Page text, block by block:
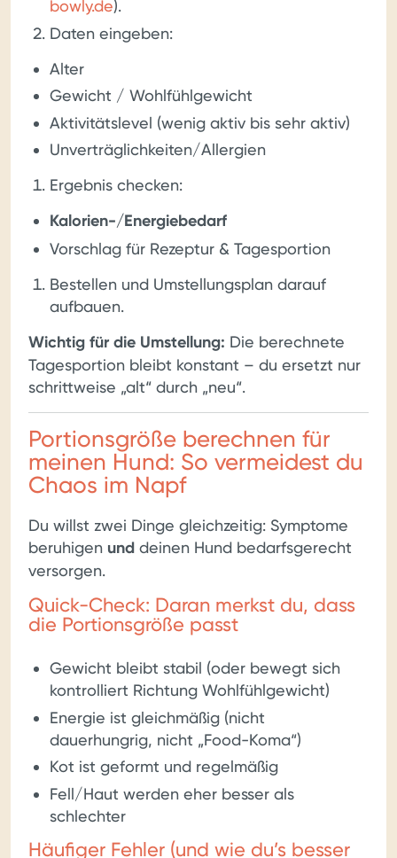
bowly.de).
Daten eingeben:
Alter
Gewicht / Wohlfühlgewicht
Aktivitätslevel (wenig aktiv bis sehr aktiv)
Unverträglichkeiten/Allergien
Ergebnis checken:
Kalorien-/Energiebedarf
Vorschlag für Rezeptur & Tagesportion
Bestellen und Umstellungsplan darauf
aufbauen.
Wichtig für die Umstellung: Die berechnete
Tagesportion bleibt konstant – du ersetzt nur
schrittweise „alt“ durch „neu“.
Portionsgröße berechnen für
meinen Hund: So vermeidest du
Chaos im Napf
Du willst zwei Dinge gleichzeitig: Symptome
beruhigen und deinen Hund bedarfsgerecht
versorgen.
Quick-Check: Daran merkst du, dass
die Portionsgröße passt
Gewicht bleibt stabil (oder bewegt sich
kontrolliert Richtung Wohlfühlgewicht)
Energie ist gleichmäßig (nicht
dauerhungrig, nicht „Food-Koma“)
Kot ist geformt und regelmäßig
Fell/Haut werden eher besser als
schlechter
Häufiger Fehler (und wie du’s besser